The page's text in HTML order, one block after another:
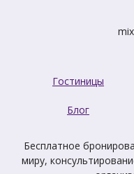
Гостиницы
Блог
Бесплатное
миру,